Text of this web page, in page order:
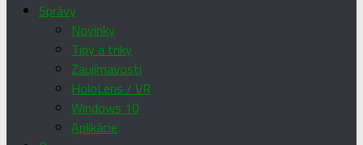
Správy
Novinky
Tipy a triky
Zaujímavosti
HoloLens / VR
Windows 10
Aplikácie